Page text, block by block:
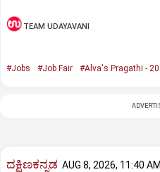
TEAM UDAYAVANI
#Jobs #Job Fair #Alva's Pragathi -
ದಕ್ಷಿಣಕನ್ನಡ AUG 8, 2026, 11:40